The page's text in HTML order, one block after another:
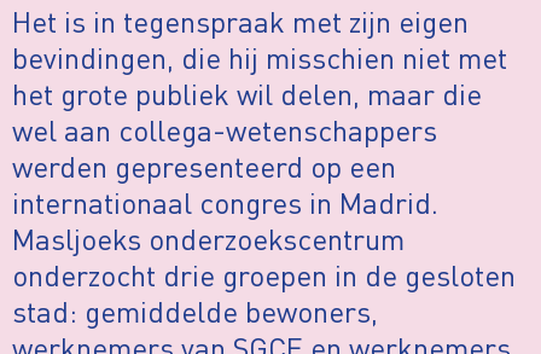
Het is in tegenspraak met zijn eigen
bevindingen, die hij misschien niet met
het grote publiek wil delen, maar die
wel aan collega-wetenschappers
werden gepresenteerd op een
internationaal congres in Madrid.
Masljoeks onderzoekscentrum
onderzocht drie groepen in de gesloten
stad: gemiddelde bewoners,